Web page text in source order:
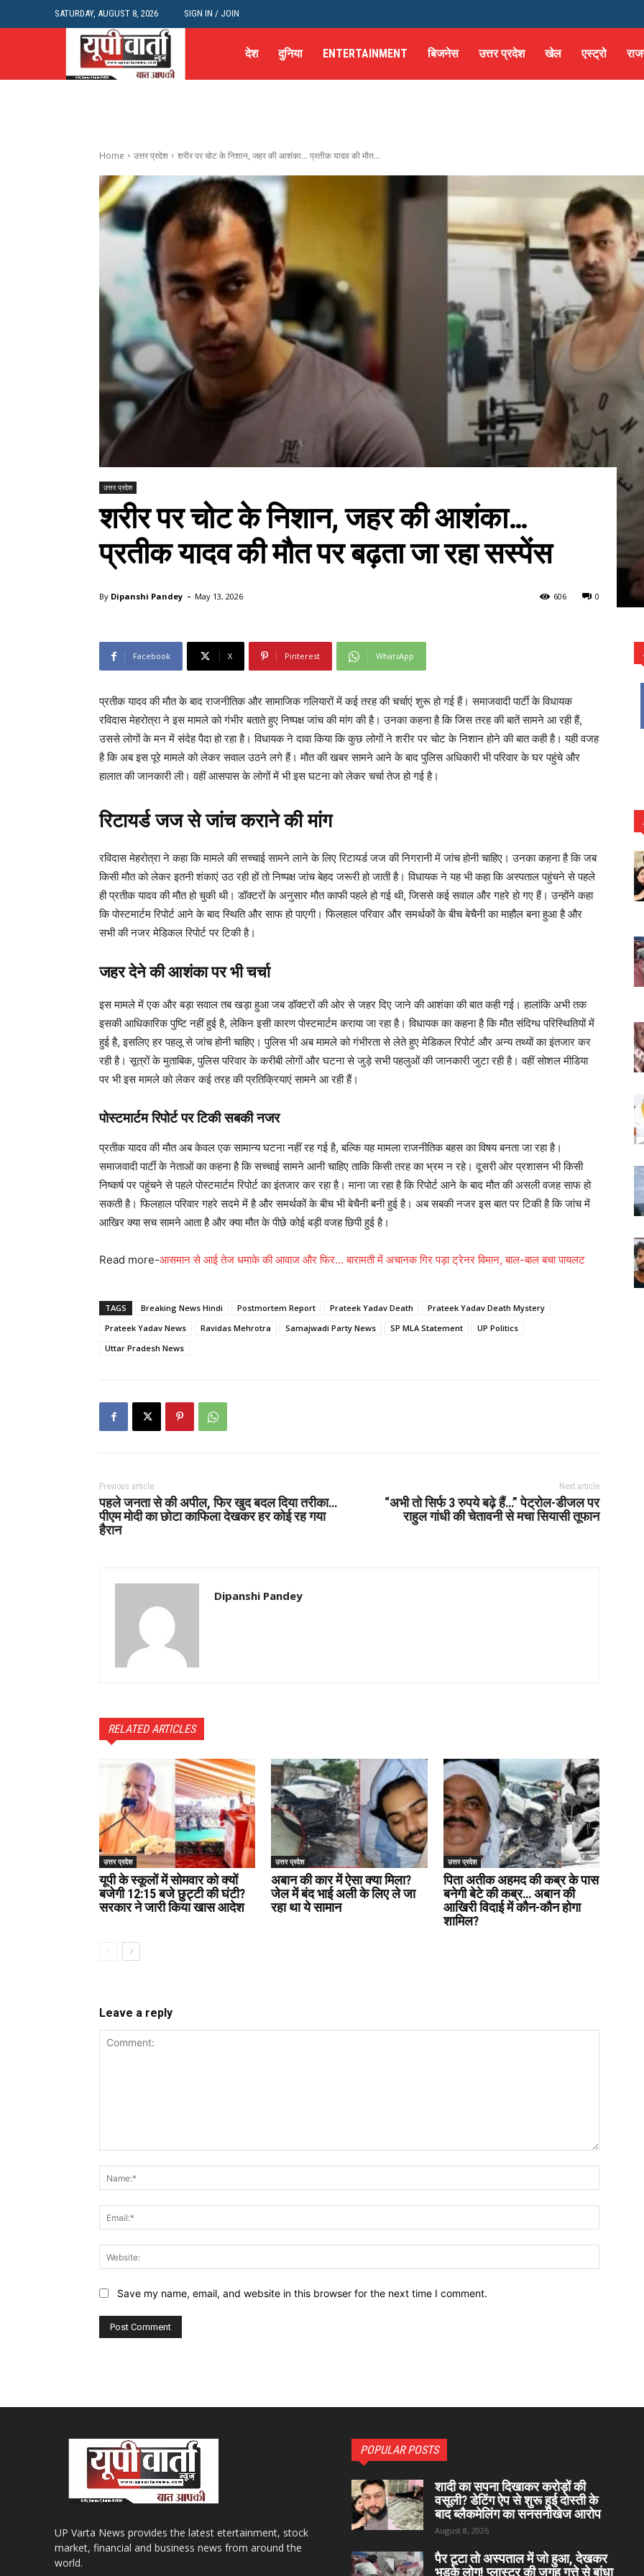
SATURDAY, AUGUST 8, 2026 SIGN IN / JOIN
देश दुनिया ENTERTAINMENT बिजनेस उत्तर प्रदेश खेल एस्ट्रो
Home उत्तर प्रदेश शरीर पर चोट के निशान, जहर की आशंका… प्रतीक यादव की मौत...
उत्तर प्रदेश
शरीर पर चोट के निशान, जहर की आशंका…
प्रतीक यादव की मौत पर बढ़ता जा रहा सस्पेंस
By Dipanshi Pandey - May 13, 2026 0
606
Facebook X Pinterest WhatsApp
प्रतीक यादव की मौत के बाद राजनीतिक और सामाजिक गलियारों में कई तरह की चर्चाएं शुरू हो गई हैं। समाजवादी पार्टी के विधायक
रविदास मेहरोत्रा ने इस मामले को गंभीर बताते हुए निष्पक्ष जांच की मांग की है। उनका कहना है कि जिस तरह की बातें सामने आ रही हैं,
उससे लोगों के मन में संदेह पैदा हो रहा है। विधायक ने दावा किया कि कुछ लोगों ने शरीर पर चोट के निशान होने की बात कही है। यही वजह
है कि अब इस पूरे मामले को लेकर सवाल उठने लगे हैं। मौत की खबर सामने आने के बाद पुलिस अधिकारी भी परिवार के घर पहुंचे और
हालात की जानकारी ली। वहीं आसपास के लोगों में भी इस घटना को लेकर चर्चा तेज हो गई है।
रिटायर्ड जज से जांच कराने की मांग
रविदास मेहरोत्रा ने कहा कि मामले की सच्चाई सामने लाने के लिए रिटायर्ड जज की निगरानी में जांच होनी चाहिए। उनका कहना है कि जब
किसी मौत को लेकर इतनी शंकाएं उठ रही हों तो निष्पक्ष जांच बेहद जरूरी हो जाती है। विधायक ने यह भी कहा कि अस्पताल पहुंचने से पहले
ही प्रतीक यादव की मौत हो चुकी थी। डॉक्टरों के अनुसार मौत काफी पहले हो गई थी, जिससे कई सवाल और गहरे हो गए हैं। उन्होंने कहा
कि पोस्टमार्टम रिपोर्ट आने के बाद स्थिति और साफ हो पाएगी। फिलहाल परिवार और समर्थकों के बीच बेचैनी का माहौल बना हुआ है और
सभी की नजर मेडिकल रिपोर्ट पर टिकी है।
जहर देने की आशंका पर भी चर्चा
इस मामले में एक और बड़ा सवाल तब खड़ा हुआ जब डॉक्टरों की ओर से जहर दिए जाने की आशंका की बात कही गई। हालांकि अभी तक
इसकी आधिकारिक पुष्टि नहीं हुई है, लेकिन इसी कारण पोस्टमार्टम कराया जा रहा है। विधायक का कहना है कि मौत संदिग्ध परिस्थितियों में
हुई है, इसलिए हर पहलू से जांच होनी चाहिए। पुलिस भी अब मामले को गंभीरता से लेते हुए मेडिकल रिपोर्ट और अन्य तथ्यों का इंतजार कर
रही है। सूत्रों के मुताबिक, पुलिस परिवार के करीबी लोगों और घटना से जुड़े सभी पहलुओं की जानकारी जुटा रही है। वहीं सोशल मीडिया
पर भी इस मामले को लेकर कई तरह की प्रतिक्रियाएं सामने आ रही हैं।
पोस्टमार्टम रिपोर्ट पर टिकी सबकी नजर
प्रतीक यादव की मौत अब केवल एक सामान्य घटना नहीं रह गई है, बल्कि यह मामला राजनीतिक बहस का विषय बनता जा रहा है।
समाजवादी पार्टी के नेताओं का कहना है कि सच्चाई सामने आनी चाहिए ताकि किसी तरह का भ्रम न रहे। दूसरी ओर प्रशासन भी किसी
निष्कर्ष पर पहुंचने से पहले पोस्टमार्टम रिपोर्ट का इंतजार कर रहा है। माना जा रहा है कि रिपोर्ट आने के बाद मौत की असली वजह साफ हो
सकती है। फिलहाल परिवार गहरे सदमे में है और समर्थकों के बीच भी बेचैनी बनी हुई है। अब सबकी नजर इस बात पर टिकी है कि जांच में
आखिर क्या सच सामने आता है और क्या मौत के पीछे कोई बड़ी वजह छिपी हुई है।
Read more-आसमान से आई तेज धमाके की आवाज और फिर… बारामती में अचानक गिर पड़ा ट्रेनर विमान, बाल-बाल बचा पायलट
TAGS Breaking News Hindi Postmortem Report Prateek Yadav Death
Prateek Yadav Death Mystery
Prateek Yadav News
Ravidas Mehrotra Samajwadi Party News SP MLA Statement
UP Politics
Uttar Pradesh News
Previous article
पहले जनता से की अपील, फिर खुद बदल दिया तरीका…
पीएम मोदी का छोटा काफिला देखकर हर कोई रह गया
हैरान
Next article
“अभी तो सिर्फ 3 रुपये बढ़े हैं…” पेट्रोल-डीजल पर
राहुल गांधी की चेतावनी से मचा सियासी तूफान
Dipanshi Pandey
RELATED ARTICLES
उत्तर प्रदेश
यूपी के स्कूलों में सोमवार को क्यों
बजेगी 12:15 बजे छुट्टी की घंटी?
सरकार ने जारी किया खास आदेश
उत्तर प्रदेश
अबान की कार में ऐसा क्या मिला?
जेल में बंद भाई अली के लिए ले जा
रहा था ये सामान
उत्तर प्रदेश
पिता अतीक अहमद की कब्र के पास
बनेगी बेटे की कब्र… अबान की
आखिरी विदाई में कौन-कौन होगा
शामिल?
Leave a reply
Save my name, email, and website in this browser for the next time I comment.
UP Varta News provides the latest etertainment, stock
market, financial and business news from around the
world.
POPULAR POSTS
शादी का सपना दिखाकर करोड़ों की
वसूली? डेटिंग ऐप से शुरू हुई दोस्ती के
बाद ब्लैकमेलिंग का सनसनीखेज आरोप
August 8, 2026
पैर टूटा तो अस्पताल में जो हुआ, देखकर
भड़के लोग! प्लास्टर की जगह गत्ते से बांधा